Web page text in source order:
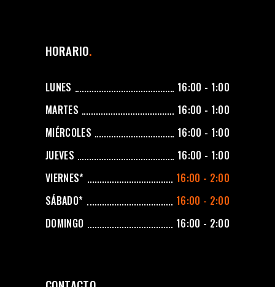
HORARIO
LUNES
16:00 - 1:00
MARTES
16:00 - 1:00
MIÉRCOLES
16:00 - 1:00
JUEVES
16:00 - 1:00
VIERNES*
16:00 - 2:00
SÁBADO*
16:00 - 2:00
DOMINGO
16:00 - 2:00